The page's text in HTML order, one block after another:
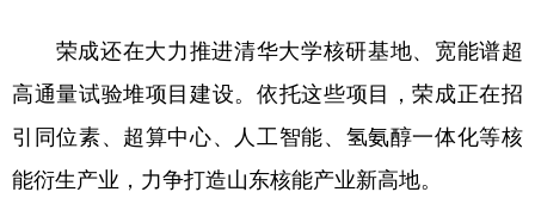
荣成还在大力推进清华大学核研基地、宽能谱超
高通量试验堆项目建设。依托这些项目，荣成正在招
引同位素、超算中心、人工智能、氢氨醇一体化等核
能衍生产业，力争打造山东核能产业新高地。